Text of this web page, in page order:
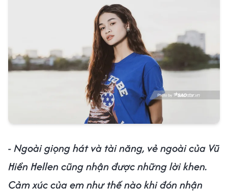
- Ngoài giọng hát và tài năng, vẻ ngoài của Vũ
Hiền Hellen cũng nhận được những lời khen.
Cảm xúc của em như thế nào khi đón nhận